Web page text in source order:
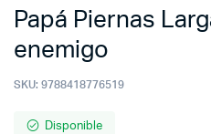
Papá Piernas
enemigo
SKU: 9788418776519
Disponible